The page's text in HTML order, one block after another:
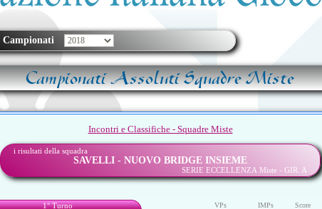
Campionati
Campionati Assoluti Squadre Miste
Incontri e Classifiche - Squadre Miste
i risultati della squadra
SAVELLI - NUOVO BRIDGE INSIEME
SERIE ECCELLENZA Miste - GIR. A
1° Turno VPs IMPs Score